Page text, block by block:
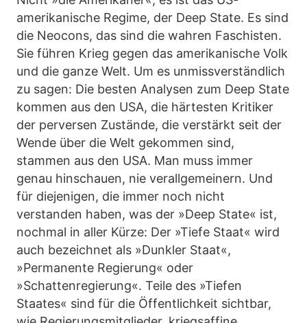
amerikanische Regime, der Deep State. Es sind
die Neocons, das sind die wahren Faschisten.
Sie führen Krieg gegen das amerikanische Volk
und die ganze Welt. Um es unmissverständlich
zu sagen: Die besten Analysen zum Deep State
kommen aus den USA, die härtesten Kritiker
der perversen Zustände, die verstärkt seit der
Wende über die Welt gekommen sind,
stammen aus den USA. Man muss immer
genau hinschauen, nie verallgemeinern. Und
für diejenigen, die immer noch nicht
verstanden haben, was der »Deep State« ist,
nochmal in aller Kürze: Der »Tiefe Staat« wird
auch bezeichnet als »Dunkler Staat«,
»Permanente Regierung« oder
»Schattenregierung«. Teile des »Tiefen
Staates« sind für die Öffentlichkeit sichtbar,